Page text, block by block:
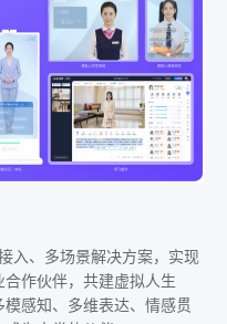
入、多场景解决方案，实现
作伙伴，共建虚拟人生
感知、多维表达、情感贯